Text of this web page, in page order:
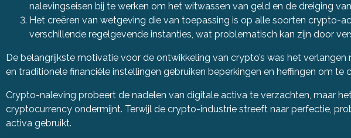
nalevingseisen bij te werken om het witwassen van geld en de dreiging
Het creëren van wetgeving die van toepassing is op alle soorten crypto-
verschillende regelgevende instanties, wat problematisch kan zijn door
De belangrijkste motivatie voor de ontwikkeling van crypto’s was het
en traditionele financiële instellingen gebruiken beperkingen en heffingen om
Crypto-naleving probeert de nadelen van digitale activa te verzachten, maar
cryptocurrency ondermijnt. Terwijl de crypto-industrie streeft naar perfectie,
activa gebruikt.